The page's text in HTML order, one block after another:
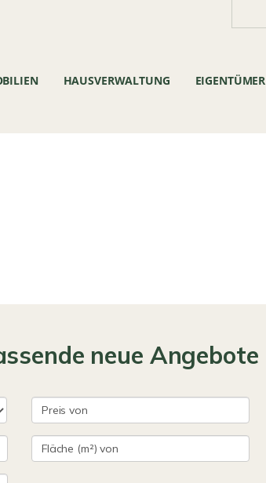
HAUSVERWALTUNG EIGENTÜMER
neue Angebote